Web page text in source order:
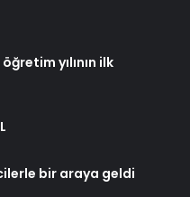
yılının ilk
bir araya geldi